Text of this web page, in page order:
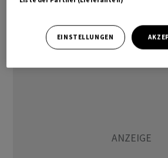
EINSTELLUNGEN